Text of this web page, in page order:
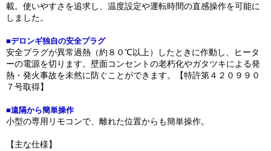
載。使いやすさを追求し、温度設定や運転時間の直感操作を可能に
しました。
■デロンギ独自の安全プラグ
安全プラグが異常過熱（約８０℃以上）したときに作動し、ヒータ
ーの電源を切ります。壁面コンセントの老朽化やガタツキによる発
熱・発火事故を未然に防ぐことができます。【特許第４２０９９０
７号取得】
■遠隔から簡単操作
小型の専用リモコンで、離れた位置からも簡単操作。
【主な仕様】